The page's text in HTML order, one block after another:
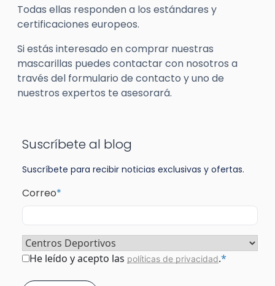
Todas ellas responden a los estándares y
certificaciones europeos.
Si estás interesado en comprar nuestras
mascarillas puedes contactar con nosotros a
través del formulario de contacto y uno de
nuestros expertos te asesorará.
Suscríbete al blog
Suscríbete para recibir noticias exclusivas y ofertas.
Correo*
Sector*
Consentimiento*
He leído y acepto las políticas de privacidad.*